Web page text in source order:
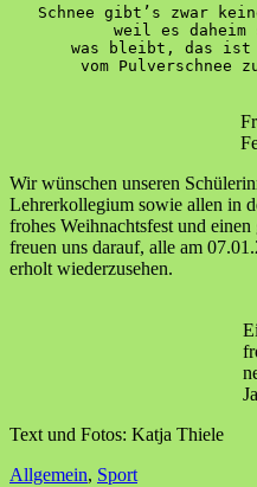
Schnee gibt’s zwar
weil es
was bleibt, das ist
vom Pulverschnee
Wir wünschen unseren
Lehrerkollegium sowie allen in
frohes Weihnachtsfest und
freuen uns darauf, alle am
erholt wiederzusehen.
Text und Fotos: Katja Thiele
Allgemein, Sport